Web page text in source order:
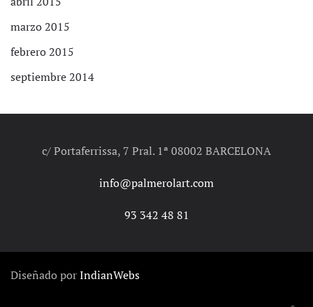
marzo 2015
febrero 2015
septiembre 2014
c/ Portaferrissa, 7 Pral. 1ª 08002 BARCELONA
info@palmerolart.com
93 342 48 81
Diseñado porIndianWebs